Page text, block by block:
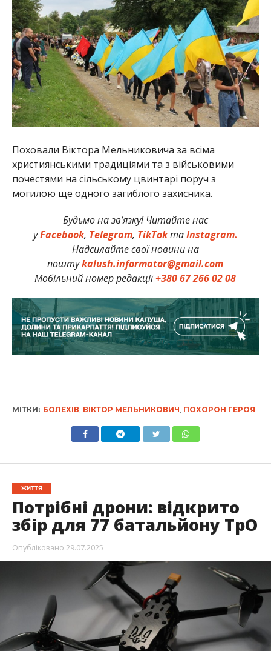
Поховали Віктора Мельниковича за всіма
християнськими традиціями та з військовими
почестями на сільському цвинтарі поруч з
могилою ще одного загиблого захисника.
Будьмо на зв’язку! Читайте нас
уFacebook, Telegram, TikTokтаInstagram.
Надсилайте свої новини на
поштуkalush.informator@gmail.com
Мобільний номер редакції+380 67 266 02 08
МІТКИ: БОЛЕХІВ ВІКТОР МЕЛЬНИКОВИЧ ПОХОРОН ГЕРОЯ
ЖИТТЯ
Потрібні дрони: відкрито
збір для 77 батальйону ТрО
Опубліковано 29.07.2025